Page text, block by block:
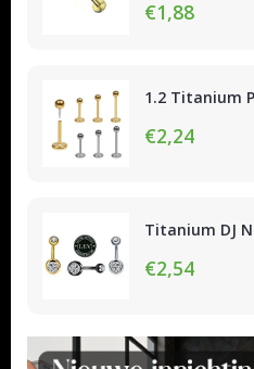
€1,88
1.2 Titanium
€2,24
Titanium DJ
€2,54